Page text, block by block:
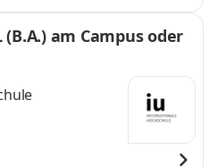
am Campus oder